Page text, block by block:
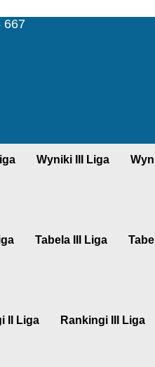
667
Wyniki III Liga
Tabela III Liga
II Liga Rankingi III Liga